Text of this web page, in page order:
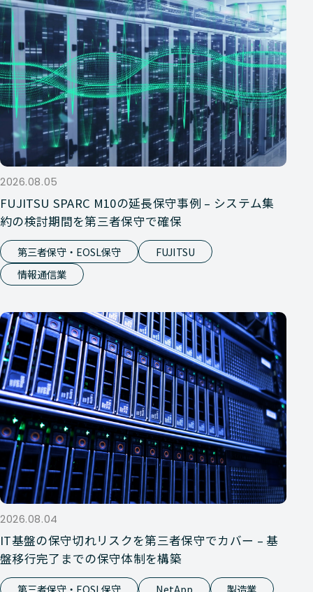
2026.08.05
FUJITSU SPARC M10の延長保守事例 – システム集
約の検討期間を第三者保守で確保
第三者保守・EOSL保守
FUJITSU
情報通信業
2026.08.04
IT基盤の保守切れリスクを第三者保守でカバー – 基
盤移行完了までの保守体制を構築
第三者保守・EOSL保守 NetApp 製造業